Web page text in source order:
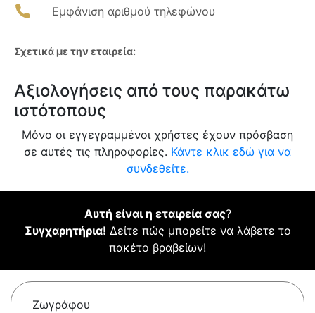
Εμφάνιση αριθμού τηλεφώνου
Σχετικά με την εταιρεία:
Αξιολογήσεις από τους παρακάτω
ιστότοπους
Μόνο οι εγγεγραμμένοι χρήστες έχουν πρόσβαση
σε αυτές τις πληροφορίες. Κάντε κλικ εδώ για να
συνδεθείτε.
Αυτή είναι η εταιρεία σας?
Συγχαρητήρια! Δείτε πώς μπορείτε να λάβετε το
πακέτο βραβείων!
Ζωγράφου